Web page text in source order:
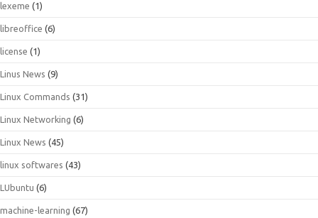
lexeme (1)
libreoffice (6)
license (1)
Linus News (9)
Linux Commands (31)
Linux Networking (6)
Linux News (45)
linux softwares (43)
LUbuntu (6)
machine-learning (67)